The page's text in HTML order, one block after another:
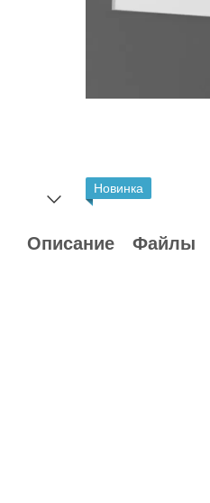
Новинка
Описание Файлы